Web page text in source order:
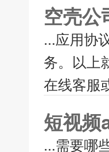
空壳公
...应用协
务。以上
在线客服
短视频
...需要哪